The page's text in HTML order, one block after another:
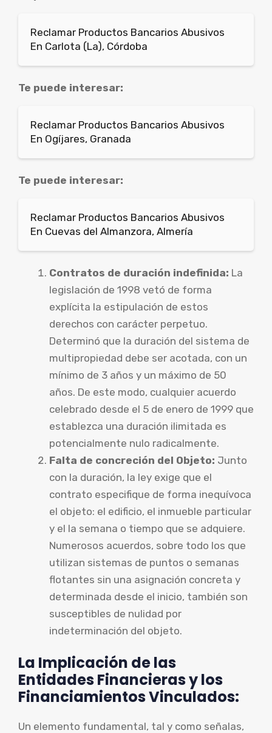
Reclamar Productos Bancarios Abusivos
En Carlota (La), Córdoba
Te puede interesar:
Reclamar Productos Bancarios Abusivos
En Ogíjares, Granada
Te puede interesar:
Reclamar Productos Bancarios Abusivos
En Cuevas del Almanzora, Almería
Contratos de duración indefinida: La
legislación de 1998 vetó de forma
explícita la estipulación de estos
derechos con carácter perpetuo.
Determinó que la duración del sistema de
multipropiedad debe ser acotada, con un
mínimo de 3 años y un máximo de 50
años. De este modo, cualquier acuerdo
celebrado desde el 5 de enero de 1999 que
establezca una duración ilimitada es
potencialmente nulo radicalmente.
Falta de concreción del Objeto: Junto
con la duración, la ley exige que el
contrato especifique de forma inequívoca
el objeto: el edificio, el inmueble particular
y el la semana o tiempo que se adquiere.
Numerosos acuerdos, sobre todo los que
utilizan sistemas de puntos o semanas
flotantes sin una asignación concreta y
determinada desde el inicio, también son
susceptibles de nulidad por
indeterminación del objeto.
La Implicación de las
Entidades Financieras y los
Financiamientos Vinculados:
Un elemento fundamental, tal y como señalas,